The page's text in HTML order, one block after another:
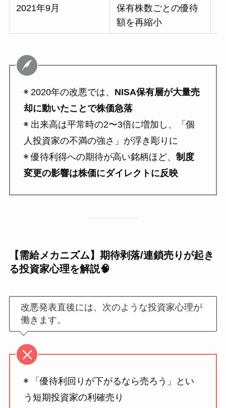
2021年9月
保有株数ごとの優待
額を再縮小
◉ 2020年の改悪では、 NISA保有層が大量売
却に動いたことで株価急落
◉ 出来高は平常時の2〜3倍に増加し、「個
人投資家の不満の強さ」が浮き彫りに
◉ 優待利得への期待が高い銘柄ほど、 制度
変更の影響は株価にダイレクトに反映
【需給メカニズム】期待剥落/連鎖売りが起き
る投資家心理を解説🧠
改悪発表直後には、次のような投資家心理が
働きます。
◉ 「優待利回りが下がるなら売ろう」とい
う短期投資家の利確売り